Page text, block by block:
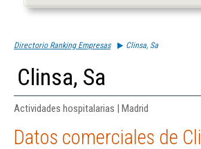
Directorio Ranking Empresas Clinsa, Sa
Clinsa, Sa
Actividades hospitalarias | Madrid
Datos comerciales de